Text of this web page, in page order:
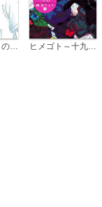
恋は雨上がりのように ヒメゴト～十九歳の制服～